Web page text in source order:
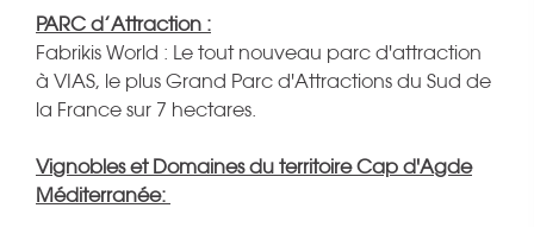
PARC d’Attraction :
Fabrikis World : Le tout nouveau parc d'attraction
à VIAS, le plus Grand Parc d'Attractions du Sud de
la France sur 7 hectares.
Vignobles et Domaines du territoire Cap d'Agde
Méditerranée: